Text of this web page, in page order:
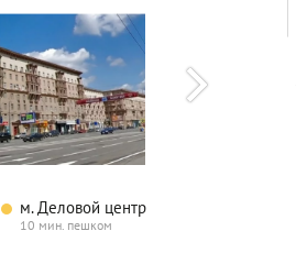
м. Деловой центр
10 мин. пешком